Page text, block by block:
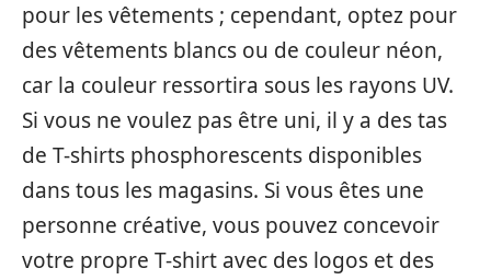
pour les vêtements ; cependant, optez pour
des vêtements blancs ou de couleur néon,
car la couleur ressortira sous les rayons UV.
Si vous ne voulez pas être uni, il y a des tas
de T-shirts phosphorescents disponibles
dans tous les magasins. Si vous êtes une
personne créative, vous pouvez concevoir
votre propre T-shirt avec des logos et des